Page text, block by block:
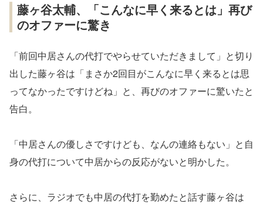
藤ヶ谷太輔、「こんなに早く来るとは」再び
のオファーに驚き
「前回中居さんの代打でやらせていただきまして」と切り
出した藤ヶ谷は「まさか2回目がこんなに早く来るとは思
ってなかったですけどね」と、再びのオファーに驚いたと
告白。
「中居さんの優しさですけども、なんの連絡もない」と自
身の代打について中居からの反応がないと明かした。
さらに、ラジオでも中居の代打を勤めたと話す藤ヶ谷は